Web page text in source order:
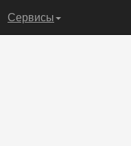
Сервисы